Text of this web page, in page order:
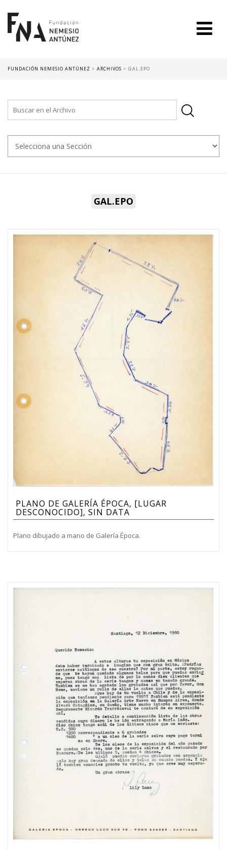
FUNDACIÓN NEMESIO ANTÚNEZ > ARCHIVOS > GAL.EPO
GAL.EPO
PLANO DE GALERÍA ÉPOCA, [LUGAR
DESCONOCIDO], SIN DATA
Plano dibujado a mano de Galería Época.